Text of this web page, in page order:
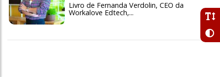
Livro de Fernanda Verdolin, CEO da
Workalove Edtech,...